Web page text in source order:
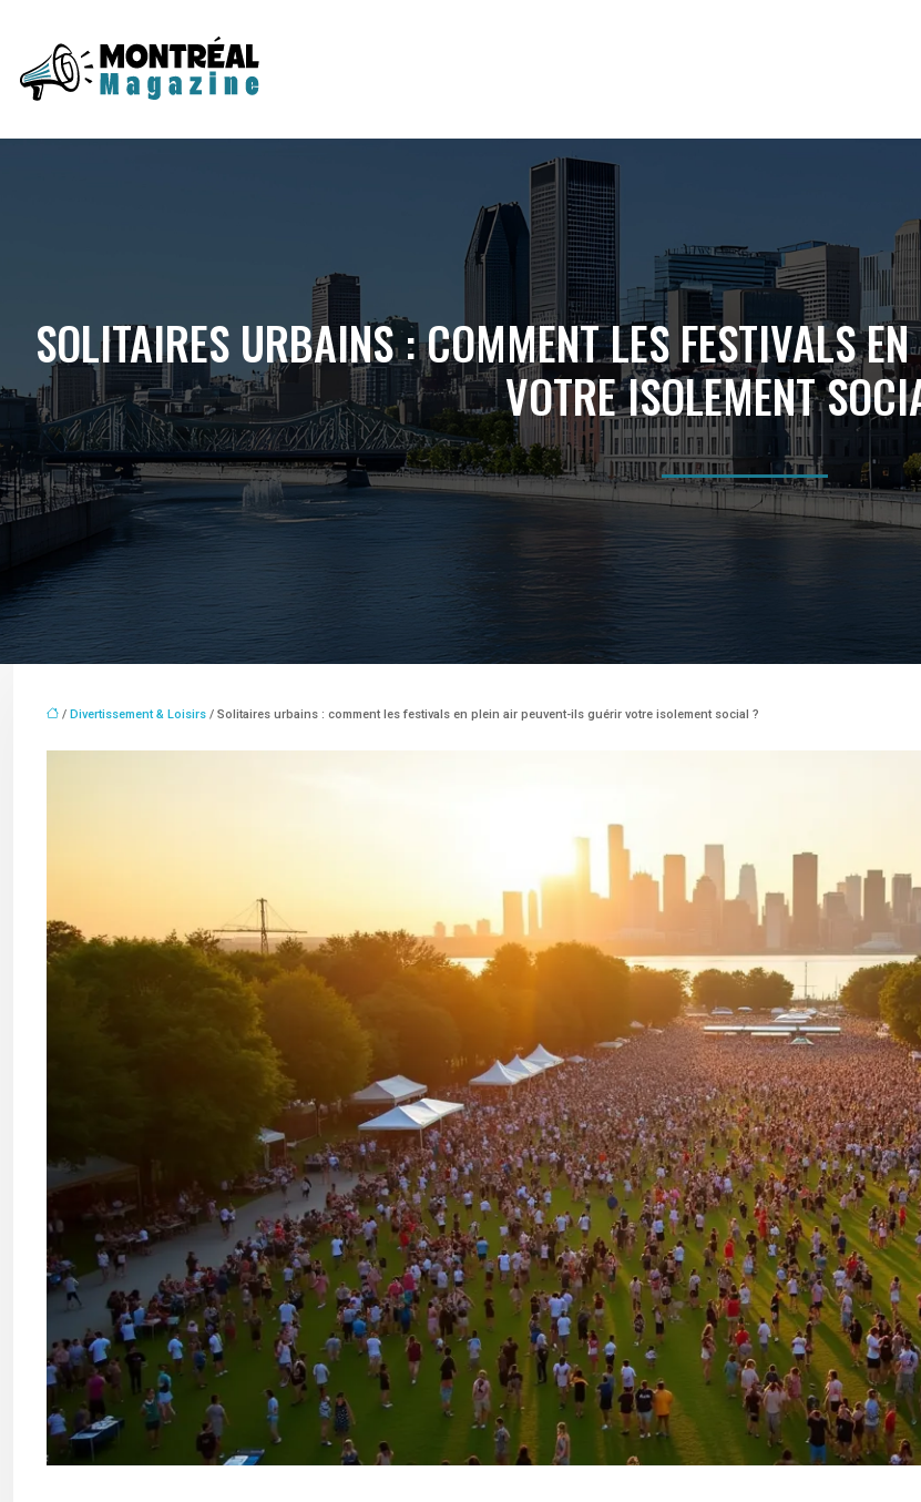
SOLITAIRES URBAINS : COMMENT LES FESTIVALS
VOTRE ISOLEMENT
/ Divertissement & Loisirs / Solitaires urbains : comment les festivals en plein air peuvent-ils guérir votre isolement social ?